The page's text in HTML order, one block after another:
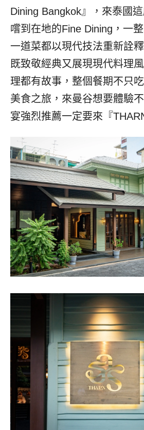
Dining Bangkok』，來泰國
嚐到在地的Fine Dining，一
一道菜都以現代技法重新詮
既致敬經典又展現現代料理
理都有故事，整個餐期不只
美食之旅，來曼谷想要體驗
宴強烈推薦一定要來『